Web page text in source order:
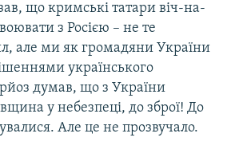
що кримські татари віч-на-
з Росією – не те
але ми як громадяни України
українського
думав, що з України
у небезпеці, до зброї! До
Але це не прозвучало.